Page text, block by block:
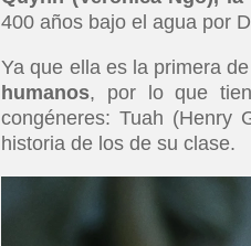
400 años bajo el agua por
Ya que ella es la primera
humanos, por lo que
congéneres: Tuah (Henry
historia de los de su clase.